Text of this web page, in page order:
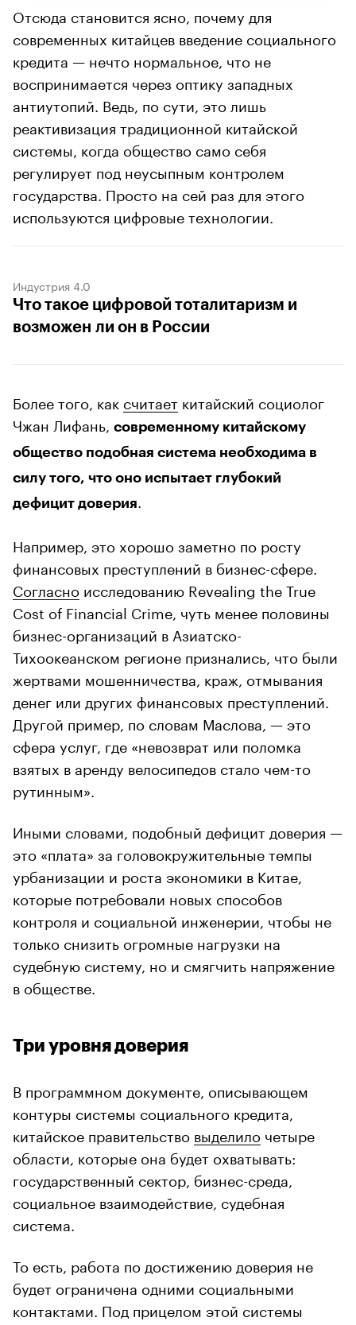
Отсюда становится ясно, почему для
современных китайцев введение социального
кредита — нечто нормальное, что не
воспринимается через оптику западных
антиутопий. Ведь, по сути, это лишь
реактивизация традиционной китайской
системы, когда общество само себя
регулирует под неусыпным контролем
государства. Просто на сей раз для этого
используются цифровые технологии.
Индустрия 4.0
Что такое цифровой тоталитаризм и
возможен ли он в России
Более того, как считает китайский социолог
Чжан Лифань, современному китайскому
общество подобная система необходима в
силу того, что оно испытает глубокий
дефицит доверия
Например, это хорошо заметно по росту
финансовых преступлений в бизнес-сфере.
Согласно исследованию Revealing the True
Cost of Financial Crime, чуть менее половины
бизнес-организаций в Азиатско-
Тихоокеанском регионе признались, что были
жертвами мошенничества, краж, отмывания
денег или других финансовых преступлений.
Другой пример, по словам Маслова, — это
сфера услуг, где «невозврат или поломка
взятых в аренду велосипедов стало чем-то
рутинным».
Иными словами, подобный дефицит доверия —
это «плата» за головокружительные темпы
урбанизации и роста экономики в Китае,
которые потребовали новых способов
контроля и социальной инженерии, чтобы не
только снизить огромные нагрузки на
судебную систему, но и смягчить напряжение
в обществе.
Три уровня доверия
В программном документе, описывающем
контуры системы социального кредита,
китайское правительство выделило четыре
области, которые она будет охватывать:
государственный сектор, бизнес-среда,
социальное взаимодействие, судебная
система.
То есть, работа по достижению доверия не
будет ограничена одними социальными
контактами. Под прицелом этой системы